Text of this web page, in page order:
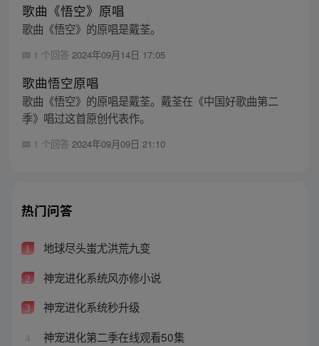
歌曲《悟空》原唱
歌曲《悟空》的原唱是戴荃。
1 个回答 2024年09月14日 17:05
歌曲悟空原唱
歌曲《悟空》的原唱是戴荃。戴荃在《中国好歌曲第二
季》唱过这首原创代表作。
1 个回答 2024年09月09日 21:10
热门问答
1 地球尽头蚩尤洪荒九变
2 神宠进化系统风亦修小说
3 神宠进化系统秒升级
4 神宠进化第二季在线观看50集